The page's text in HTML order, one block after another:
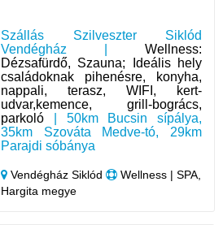
Szállás Szilveszter Siklód
Vendégház | Wellness:
Dézsafürdő, Szauna; Ideális hely
családoknak pihenésre, konyha,
nappali, terasz, WIFI, kert-
udvar,kemence, grill-bogrács,
parkoló | 50km Bucsin sípálya,
35km Szováta Medve-tó, 29km
Parajdi sóbánya
Vendégház Siklód
Wellness | SPA,
Hargita megye